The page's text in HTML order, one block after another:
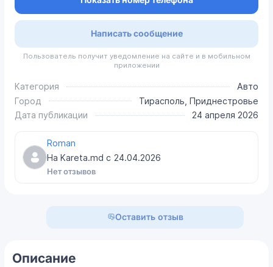
Написать сообщение
Пользователь получит уведомление на сайте и в мобильном
приложении
Категория
Авто
Город
Тирасполь, Приднестровье
Дата публикации
24 апреля 2026
Roman
На Kareta.md с 24.04.2026
Нет отзывов
Оставить отзыв
Описание